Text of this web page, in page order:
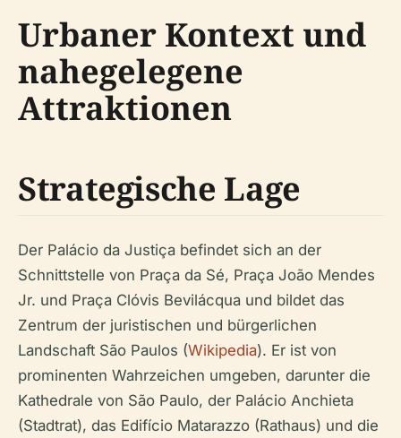
Urbaner Kontext und
nahegelegene
Attraktionen
Strategische Lage
Der Palácio da Justiça befindet sich an der
Schnittstelle von Praça da Sé, Praça João Mendes
Jr. und Praça Clóvis Bevilácqua und bildet das
Zentrum der juristischen und bürgerlichen
Landschaft São Paulos (Wikipedia). Er ist von
prominenten Wahrzeichen umgeben, darunter die
Kathedrale von São Paulo, der Palácio Anchieta
(Stadtrat), das Edifício Matarazzo (Rathaus) und die